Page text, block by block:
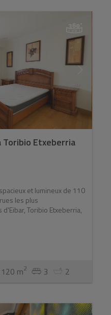
Etxeberria
et lumineux de 110
les plus
Toribio Etxeberria,
120 m2 3 2